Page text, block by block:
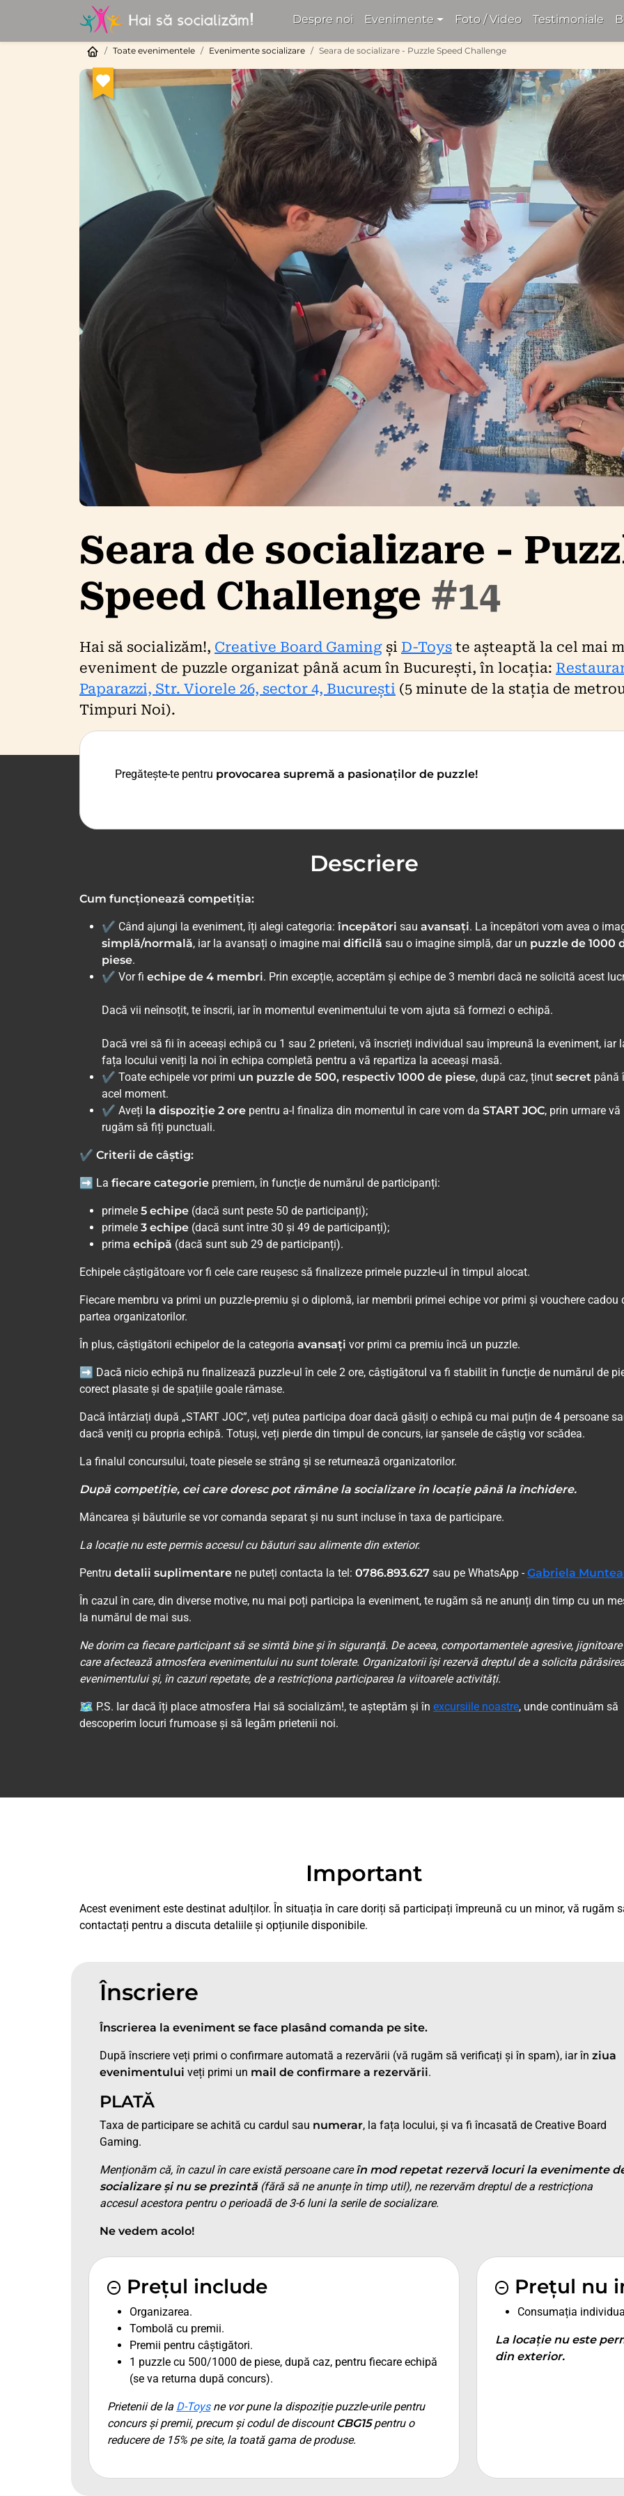
Despre noi Evenimente Foto / Video Testimoniale
Toate evenimentele Evenimente socializare Seara de socializare - Puzzle Speed Challenge
Seara de socializare -
Speed Challenge #14
Hai să socializăm!, Creative Board Gaming și D-Toys te așteaptă la cel mai
eveniment de puzzle organizat până acum în București, în locația:
Paparazzi, Str. Viorele 26, sector 4, București (5 minute de la stația de
Timpuri Noi).
Pregătește-te pentru provocarea supremă a pasionaților de puzzle!
Descriere
Cum funcționează competiția:
✔ Când ajungi la eveniment, îți alegi categoria: începători sau avansați. La începători vom avea o
simplă/normală, iar la avansați o imagine mai dificilă sau o imagine simplă, dar un puzzle de 1000
piese.
✔ Vor fi echipe de 4 membri. Prin excepție, acceptăm și echipe de 3 membri dacă ne solicită acest
Dacă vii neînsoțit, te înscrii, iar în momentul evenimentului te vom ajuta să formezi o echipă.
Dacă vrei să fii în aceeași echipă cu 1 sau 2 prieteni, vă înscrieți individual sau împreună la eveniment, iar
fața locului veniți la noi în echipa completă pentru a vă repartiza la aceeași masă.
✔ Toate echipele vor primi un puzzle de 500, respectiv 1000 de piese, după caz, ținut secret până
acel moment.
✔ Aveți la dispoziție 2 ore pentru a-l finaliza din momentul în care vom da START JOC, prin urmare vă
rugăm să fiți punctuali.
✔ Criterii de câștig:
➡ La fiecare categorie premiem, în funcție de numărul de participanți:
primele 5 echipe (dacă sunt peste 50 de participanți);
primele 3 echipe (dacă sunt între 30 și 49 de participanți);
prima echipă (dacă sunt sub 29 de participanți).
Echipele câștigătoare vor fi cele care reușesc să finalizeze primele puzzle-ul în timpul alocat.
Fiecare membru va primi un puzzle-premiu și o diplomă, iar membrii primei echipe vor primi și vouchere cadou
partea organizatorilor.
În plus, câștigătorii echipelor de la categoria avansați vor primi ca premiu încă un puzzle.
➡ Dacă nicio echipă nu finalizează puzzle-ul în cele 2 ore, câștigătorul va fi stabilit în funcție de numărul de
corect plasate și de spațiile goale rămase.
Dacă întârziați după „START JOC”, veți putea participa doar dacă găsiți o echipă cu mai puțin de 4 persoane
dacă veniți cu propria echipă. Totuși, veți pierde din timpul de concurs, iar șansele de câștig vor scădea.
La finalul concursului, toate piesele se strâng și se returnează organizatorilor.
După competiție, cei care doresc pot rămâne la socializare în locație până la închidere.
Mâncarea și băuturile se vor comanda separat și nu sunt incluse în taxa de participare.
La locație nu este permis accesul cu băuturi sau alimente din exterior.
Pentru detalii suplimentare ne puteți contacta la tel: 0786.893.627 sau pe WhatsApp - Gabriela
În cazul în care, din diverse motive, nu mai poți participa la eveniment, te rugăm să ne anunți din timp cu un
la numărul de mai sus.
Ne dorim ca fiecare participant să se simtă bine și în siguranță. De aceea, comportamentele agresive,
care afectează atmosfera evenimentului nu sunt tolerate. Organizatorii își rezervă dreptul de a solicita
evenimentului și, în cazuri repetate, de a restricționa participarea la viitoarele activități.
🗺 P.S. Iar dacă îți place atmosfera Hai să socializăm!, te așteptăm și în excursiile noastre, unde continuăm să
descoperim locuri frumoase și să legăm prietenii noi.
Important
Acest eveniment este destinat adulților. În situația în care doriți să participați împreună cu un minor, vă rugăm
contactați pentru a discuta detaliile și opțiunile disponibile.
Înscriere
Înscrierea la eveniment se face plasând comanda pe site.
După înscriere veți primi o confirmare automată a rezervării (vă rugăm să verificați și în spam), iar în ziua
evenimentului veți primi un mail de confirmare a rezervării.
PLATĂ
Taxa de participare se achită cu cardul sau numerar, la fața locului, și va fi încasată de Creative Board
Gaming.
Menționăm că, în cazul în care există persoane careîn mod repetat rezervă locuri la evenimente
socializare și nu se prezintă(fără să ne anunțe în timp util), ne rezervăm dreptul de a restricționa
accesul acestora pentru o perioadă de 3-6 luni la serile de socializare.
Ne vedem acolo!
Prețul include
Organizarea.
Tombolă cu premii.
Premii pentru câștigători.
1 puzzle cu 500/1000 de piese, după caz, pentru fiecare echipă
(se va returna după concurs).
Prietenii de la D-Toysne vor pune la dispoziție puzzle-urile pentru
concurs și premii, precum și codul de discount CBG15pentru o
reducere de 15% pe site, la toată gama de produse.
Prețul nu
Consumația
La locație nu este
din exterior.